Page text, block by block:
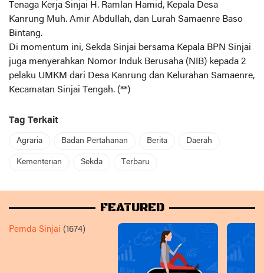
Tenaga Kerja Sinjai H. Ramlan Hamid, Kepala Desa
Kanrung Muh. Amir Abdullah, dan Lurah Samaenre Baso
Bintang.
Di momentum ini, Sekda Sinjai bersama Kepala BPN Sinjai
juga menyerahkan Nomor Induk Berusaha (NIB) kepada 2
pelaku UMKM dari Desa Kanrung dan Kelurahan Samaenre,
Kecamatan Sinjai Tengah. (**)
Tag Terkait
Agraria Badan Pertahanan Berita Daerah
Kementerian Sekda Terbaru
FEATURED
Pemda Sinjai (1674)